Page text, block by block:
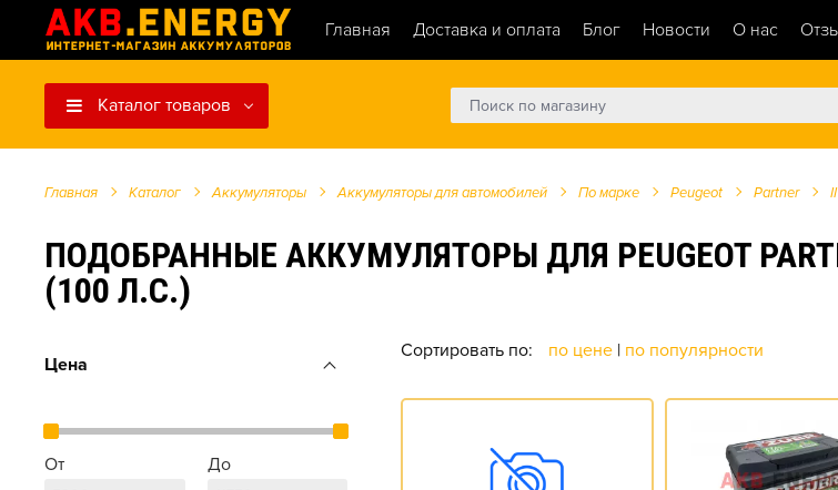
Главная Доставка и оплата Блог Новости О нас
Каталог товаров
Главная Каталог Аккумуляторы Аккумуляторы для автомобилей По марке Peugeot Partner
ПОДОБРАННЫЕ АККУМУЛЯТОРЫ ДЛЯ PEUGEOT
(100 Л.С.)
Цена
От До
Сортировать по: по цене | по популярности